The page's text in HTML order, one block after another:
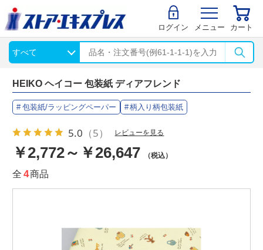
ログイン メニュー カート
HEIKO ヘイコー 包装紙 ディアフレンド
包装紙/ラッピングペーパー 柄入り柄包装紙
5.0 （5） レビューを見る
￥2,772～￥26,647 （税込）
全 4商品